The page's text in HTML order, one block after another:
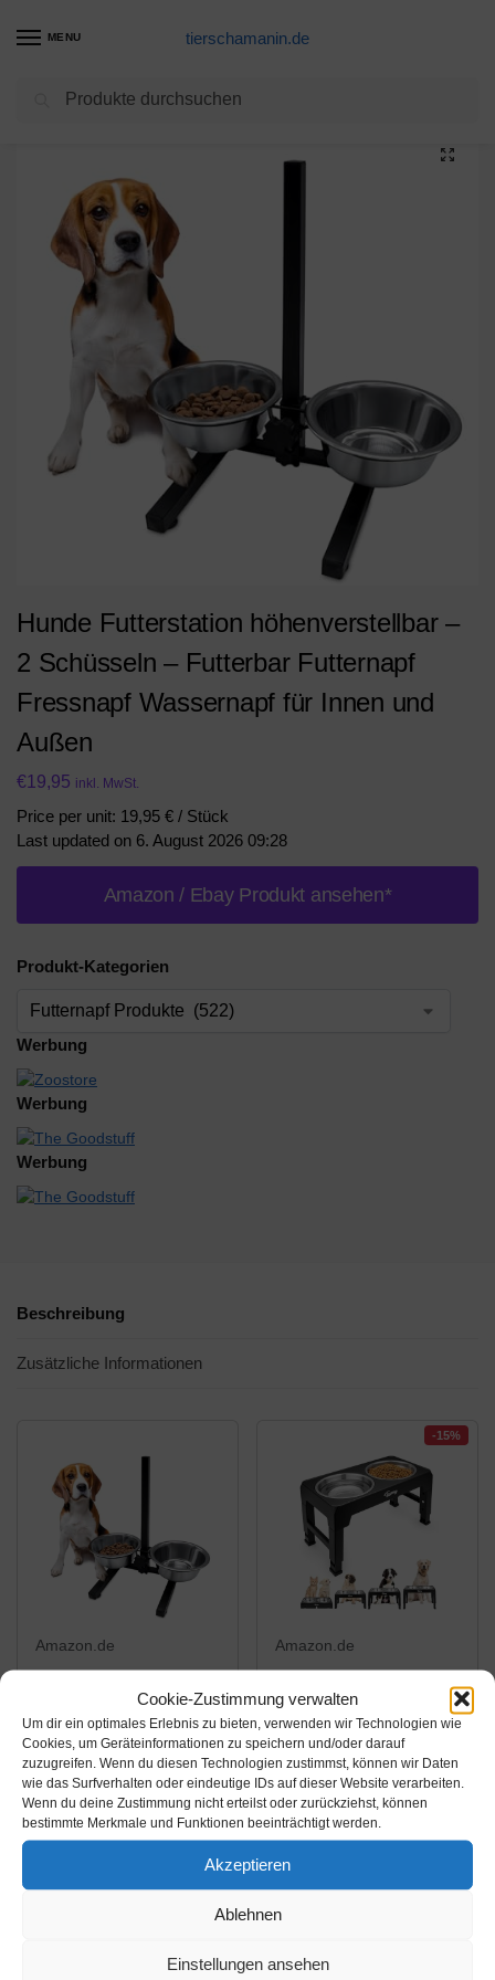
Cookie-Zustimmung verwalten
Um dir ein optimales Erlebnis zu bieten, verwenden wir Technologien wie
Cookies, um Geräteinformationen zu speichern und/oder darauf
zuzugreifen. Wenn du diesen Technologien zustimmst, können wir Daten
wie das Surfverhalten oder eindeutige IDs auf dieser Website verarbeiten.
Wenn du deine Zustimmung nicht erteilst oder zurückziehst, können
bestimmte Merkmale und Funktionen beeinträchtigt werden.
Akzeptieren
Ablehnen
Einstellungen ansehen
MENU tierschamanin.de
Futternapf Produkte / Hunde Futterstation höhenverstellbar – 2 Schüsseln – Futterbar Futternapf Fressnapf Wassernapf für Innen und Außen
Hunde Futterstation höhenverstellbar –
2 Schüsseln – Futterbar Futternapf
Fressnapf Wassernapf für Innen und
Außen
€19,95 inkl. MwSt.
Price per unit: 19,95 € / Stück
Last updated on 6. August 2026 09:28
Amazon / Ebay Produkt ansehen*
Produkt-Kategorien
Werbung
Werbung
Werbung
Beschreibung
Zusätzliche Informationen
Amazon.de
Hunde Futterstation
höhenverstellbar - 2
Schüsseln - Futterbar
Futternapf Fressnapf
Amazon / Ebay
Produkt ansehen*
-15%
Amazon.de
25,49€
Toozey Hundenapf
Hundenapf
höhenverstellbar,
Hunde Futterstation mit
2X 1200ml
Edelstahlnäpfen,
Hundenapf für mittlere
& große Hunde，4
Amazon / Ebay
Produkt ansehen*